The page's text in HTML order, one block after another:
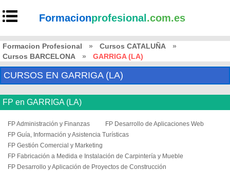
Formacionprofesional .com.es
Formacion Profesional » Cursos CATALUÑA
»
Cursos BARCELONA
» GARRIGA (LA)
CURSOS EN GARRIGA (LA)
FP en GARRIGA (LA)
FP Administración y Finanzas
FP Desarrollo de Aplicaciones Web
FP Guía, Información y Asistencia Turísticas
FP Gestión Comercial y Marketing
FP Fabricación a Medida e Instalación de Carpintería y Mueble
FP Desarrollo y Aplicación de Proyectos de Construcción